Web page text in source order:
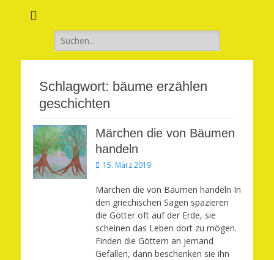
Suchen
nach:
Schlagwort: bäume erzählen
geschichten
Märchen die von Bäumen
handeln
Veröffentlicht
15. März 2019
Märchen die von Bäumen handeln In
den griechischen Sagen spazieren
die Götter oft auf der Erde, sie
scheinen das Leben dort zu mögen.
Finden die Göttern an jemand
Gefallen, dann beschenken sie ihn